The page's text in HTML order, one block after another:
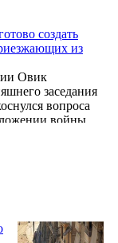
создать
из
Овик
заседания
вопроса
войны,
приводит к
Он
немало жертв и